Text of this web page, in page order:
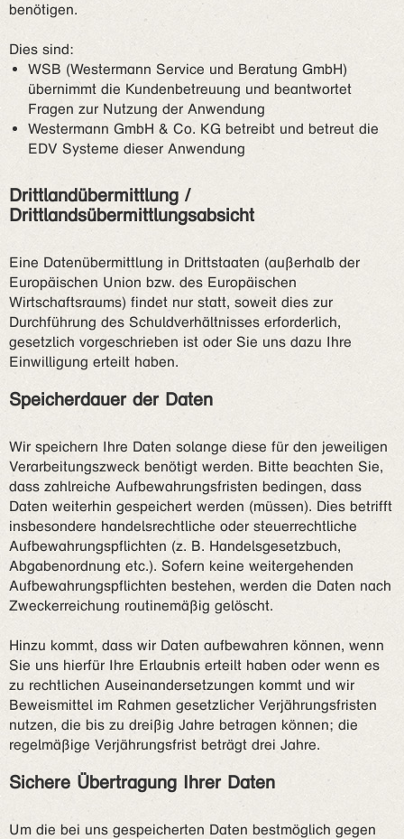
benötigen.
Dies sind:
WSB (Westermann Service und Beratung GmbH)
übernimmt die Kundenbetreuung und beantwortet
Fragen zur Nutzung der Anwendung
Westermann GmbH & Co. KG betreibt und betreut die
EDV Systeme dieser Anwendung
Drittlandübermittlung /
Drittlandsübermittlungsabsicht
Eine Datenübermittlung in Drittstaaten (außerhalb der
Europäischen Union bzw. des Europäischen
Wirtschaftsraums) findet nur statt, soweit dies zur
Durchführung des Schuldverhältnisses erforderlich,
gesetzlich vorgeschrieben ist oder Sie uns dazu Ihre
Einwilligung erteilt haben.
Speicherdauer der Daten
Wir speichern Ihre Daten solange diese für den jeweiligen
Verarbeitungszweck benötigt werden. Bitte beachten Sie,
dass zahlreiche Aufbewahrungsfristen bedingen, dass
Daten weiterhin gespeichert werden (müssen). Dies betrifft
insbesondere handelsrechtliche oder steuerrechtliche
Aufbewahrungspflichten (z. B. Handelsgesetzbuch,
Abgabenordnung etc.). Sofern keine weitergehenden
Aufbewahrungspflichten bestehen, werden die Daten nach
Zweckerreichung routinemäßig gelöscht.
Hinzu kommt, dass wir Daten aufbewahren können, wenn
Sie uns hierfür Ihre Erlaubnis erteilt haben oder wenn es
zu rechtlichen Auseinandersetzungen kommt und wir
Beweismittel im Rahmen gesetzlicher Verjährungsfristen
nutzen, die bis zu dreißig Jahre betragen können; die
regelmäßige Verjährungsfrist beträgt drei Jahre.
Sichere Übertragung Ihrer Daten
Um die bei uns gespeicherten Daten bestmöglich gegen